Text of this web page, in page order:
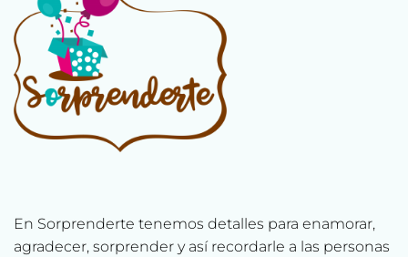
En Sorprenderte tenemos detalles para enamorar,
agradecer, sorprender y así recordarle a las personas